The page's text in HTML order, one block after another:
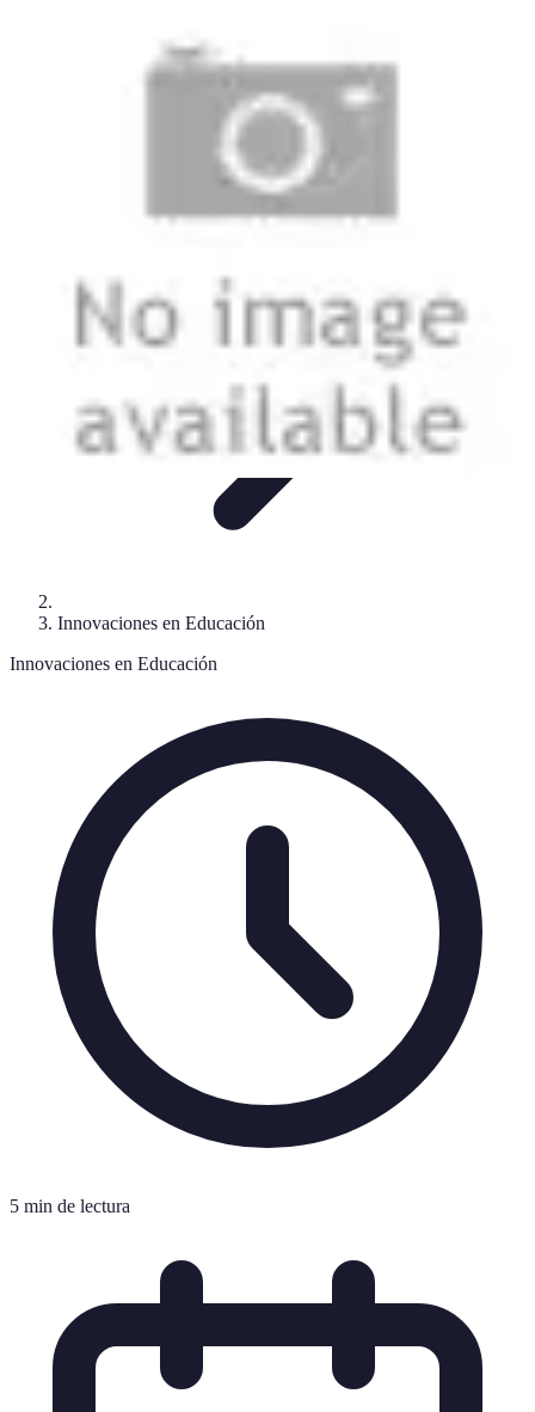
Plataformas de E-learningEstrategias de Aprendizaje
Educación VirtualHerramientas
Innovaciones en Educación
Innovaciones en Educación
5 min de lectura